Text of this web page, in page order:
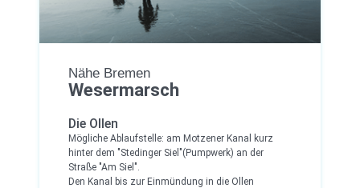
Nähe Bremen
Wesermarsch
Die Ollen
Mögliche Ablaufstelle: am Motzener Kanal kurz
hinter dem "Stedinger Siel"(Pumpwerk) an der
Straße "Am Siel".
Den Kanal bis zur Einmündung in die Ollen